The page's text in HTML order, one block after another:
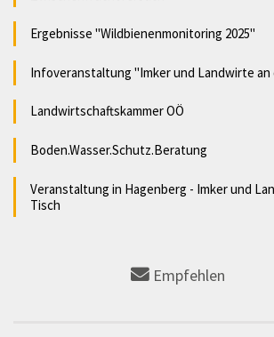
Ergebnisse "Wildbienenmonitoring 2025"
Infoveranstaltung "Imker und Landwirte an
Landwirtschaftskammer OÖ
Boden.Wasser.Schutz.Beratung
Veranstaltung in Hagenberg - Imker und
Tisch
Empfehlen